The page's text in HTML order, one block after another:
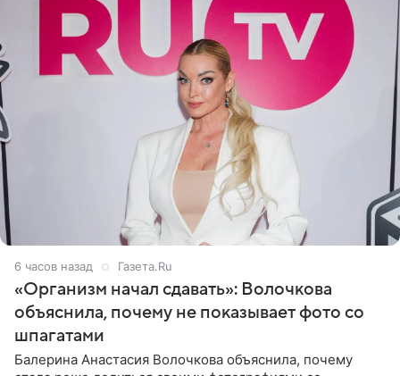
6 часов назад Газета.Ru
«Организм начал сдавать»: Волочкова
объяснила, почему не показывает фото со
шпагатами
Балерина Анастасия Волочкова объяснила, почему